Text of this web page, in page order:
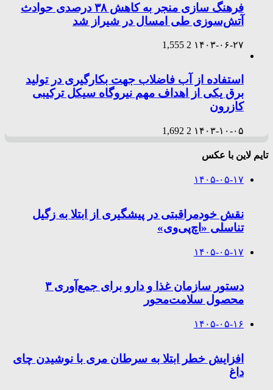
فرهنگ سازی منجر به کاهش ۳۸ درصدی حوادث
آتش‌سوزی طی امسال در شیراز شد
۱۴۰۳-۰۶-۲۷ 2
1,555
استفاده از آب فاضلاب جهت بکارگیری در تولید
برق یکی از اهداف مهم نیروگاه سیکل ترکیبی
کازرون
۱۴۰۳-۱۰-۰۵ 2
1,692
تایم لاین با عکس
۱۴۰۵-۰۵-۱۷
نقش خودمراقبتی در پیشگیری از ابتلا به زگیل
تناسلی «اچ‌پی‌وی»
۱۴۰۵-۰۵-۱۷
دستور سازمان غذا و دارو برای جمع‌آوری ۳
محصول سلامت‌محور
۱۴۰۵-۰۵-۱۶
افزایش خطر ابتلا به سرطان مری با نوشیدن چای
داغ